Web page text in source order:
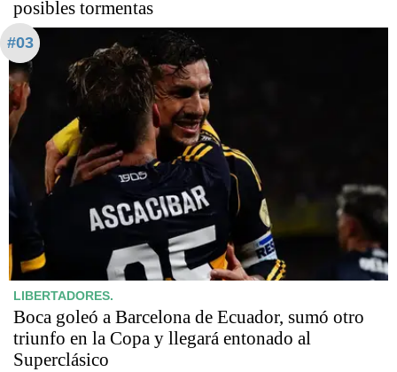
posibles tormentas
#03
LIBERTADORES.
Boca goleó a Barcelona de Ecuador, sumó otro
triunfo en la Copa y llegará entonado al
Superclásico